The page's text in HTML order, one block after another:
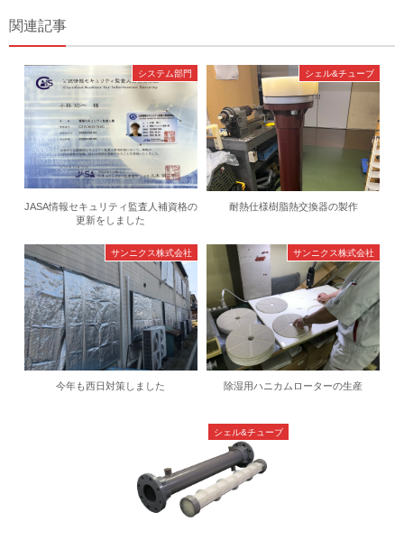
関連記事
システム部門
JASA情報セキュリティ監査人補資格の
更新をしました
シェル&チューブ
耐熱仕様樹脂熱交換器の製作
サンニクス株式会社
今年も西日対策しました
サンニクス株式会社
除湿用ハニカムローターの生産
シェル&チューブ